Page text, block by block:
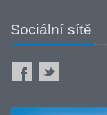
Sociální sítě